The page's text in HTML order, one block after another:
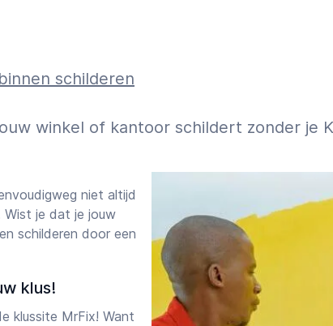
schilderen
winkel of kantoor schildert zonder je
niet altijd
Wist je dat je jouw
schilderen door een
klus!
klussite MrFix! Want